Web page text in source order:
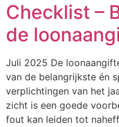
Checklist –
de
Juli 2025 De
van de belangrijkste én
verplichtingen van het
zicht is een goede
fout kan leiden tot